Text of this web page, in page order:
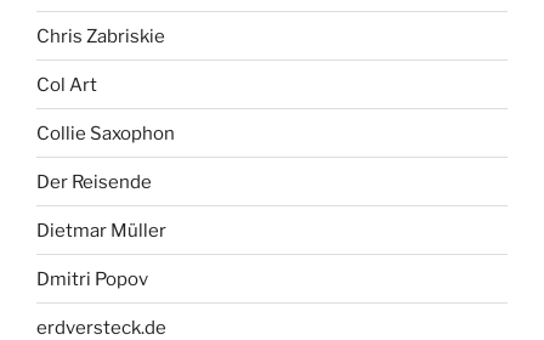
Chris Zabriskie
Col Art
Collie Saxophon
Der Reisende
Dietmar Müller
Dmitri Popov
erdversteck.de